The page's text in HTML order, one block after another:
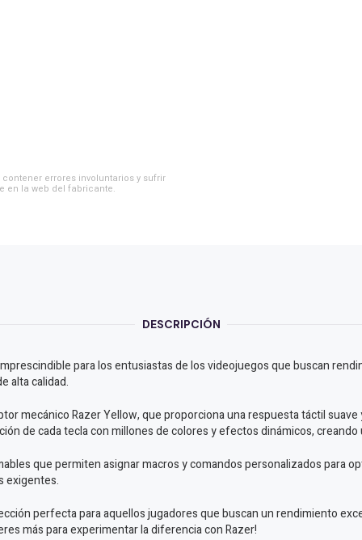
errores involuntarios y sufrir
en la web del fabricante.
DESCRIPCIÓN
para los entusiastas de los videojuegos que buscan
alta calidad.
mecánico Razer Yellow, que proporciona una respuesta táctil
de cada tecla con millones de colores y efectos dinámicos,
que permiten asignar macros y comandos personalizados para
exigentes.
perfecta para aquellos jugadores que buscan un rendimiento
más para experimentar la diferencia con Razer!